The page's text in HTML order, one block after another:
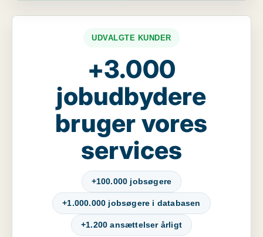
UDVALGTE KUNDER
+3.000
jobudbydere
bruger vores
services
+100.000 jobsøgere
+1.000.000 jobsøgere i databasen
+1.200 ansættelser årligt